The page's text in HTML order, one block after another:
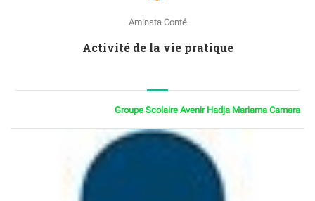
Aminata Conté
Activité de la vie pratique
Groupe Scolaire Avenir Hadja Mariama Camara